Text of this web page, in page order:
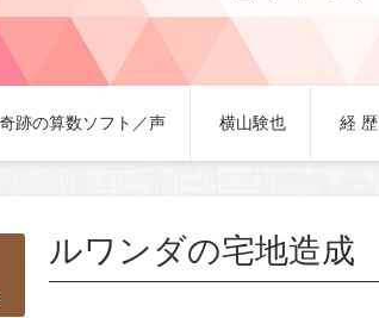
奇跡の算数ソフト／声 横山験也 経 歴
ルワンダの宅地造成